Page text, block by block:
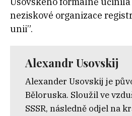
neziskové organizace
unii”.
Alexandr Usovskij
Alexander Usovskij je
Běloruska. Sloužil ve
SSSR, následně odjel na